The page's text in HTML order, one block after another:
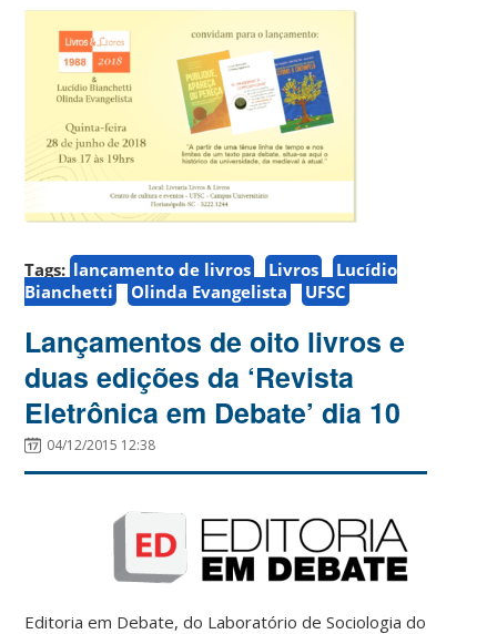
Tags: lançamento de livros Livros
Lucídio
Bianchetti
Olinda Evangelista UFSC
Lançamentos de oito livros e
duas edições da ‘Revista
Eletrônica em Debate’ dia 10
04/12/2015 12:38
Editoria em Debate, do Laboratório de Sociologia do